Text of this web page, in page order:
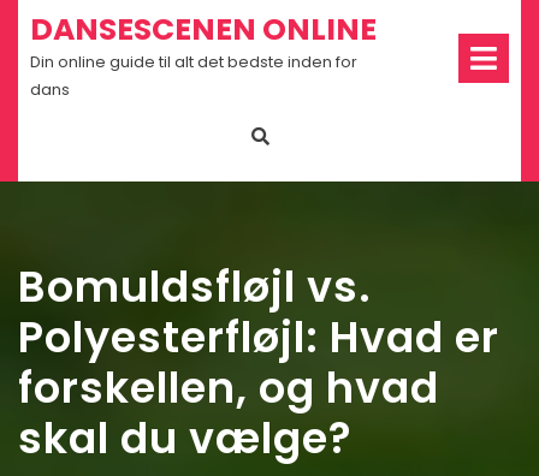
Skip
content
DANSESCENEN ONLINE
Din online guide til alt det bedste inden for
dans
Bomuldsfløjl vs.
Polyesterfløjl: Hvad er
forskellen, og hvad
skal du vælge?